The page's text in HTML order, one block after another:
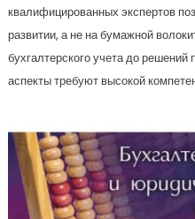
квалифицированных экспертов
развитии, а не на бумажной
бухгалтерского учета до
аспекты требуют высокой